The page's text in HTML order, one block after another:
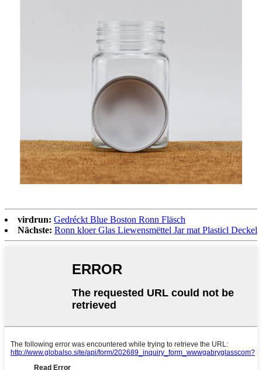
virdrun: Gedréckt Blue Boston Ronn Fläsch
Nächste: Ronn kloer Glas Liewensmëttel Jar mat Plasticl Deckel